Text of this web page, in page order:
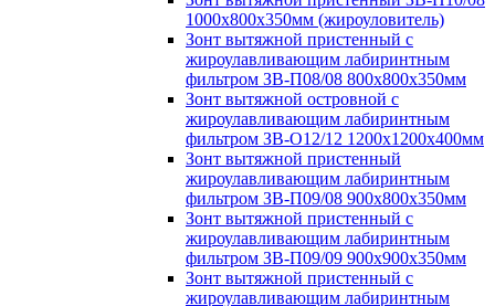
1000х800х350мм (жироуловитель)
Зонт вытяжной пристенный с
жироулавливающим лабиринтным
фильтром ЗВ-П08/08 800х800х350мм
Зонт вытяжной островной с
жироулавливающим лабиринтным
фильтром ЗВ-О12/12 1200х1200х400мм
Зонт вытяжной пристенный
жироулавливающим лабиринтным
фильтром ЗВ-П09/08 900х800х350мм
Зонт вытяжной пристенный с
жироулавливающим лабиринтным
фильтром ЗВ-П09/09 900х900х350мм
Зонт вытяжной пристенный с
жироулавливающим лабиринтным